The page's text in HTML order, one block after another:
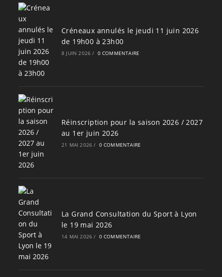
Créneaux annulés le jeudi 11 juin 2026
de 19h00 à 23h00
8 JUIN 2026 / 0 COMMENTAIRE
Réinscription pour la saison 2026 / 2027
au 1er juin 2026
21 MAI 2026 / 0 COMMENTAIRE
La Grand Consultation du Sport à Lyon
le 19 mai 2026
14 MAI 2026 / 0 COMMENTAIRE